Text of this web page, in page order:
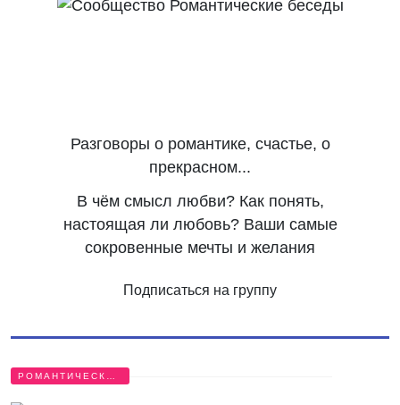
Разговоры о романтике, счастье, о
прекрасном...
В чём смысл любви? Как понять,
настоящая ли любовь? Ваши самые
сокровенные мечты и желания
Подписаться на группу
РОМАНТИЧЕСКИЕ